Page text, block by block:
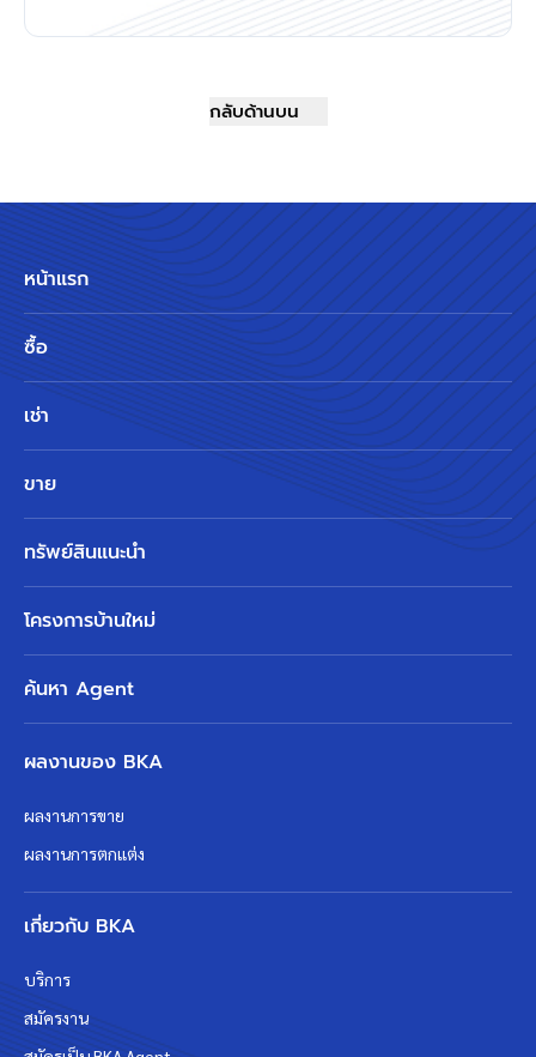
กลับด้านบน
หน้าแรก
ซื้อ
เช่า
ขาย
ทรัพย์สินแนะนำ
โครงการบ้านใหม่
ค้นหา Agent
ผลงานของ BKA
ผลงานการขาย
ผลงานการตกแต่ง
เกี่ยวกับ BKA
บริการ
สมัครงาน